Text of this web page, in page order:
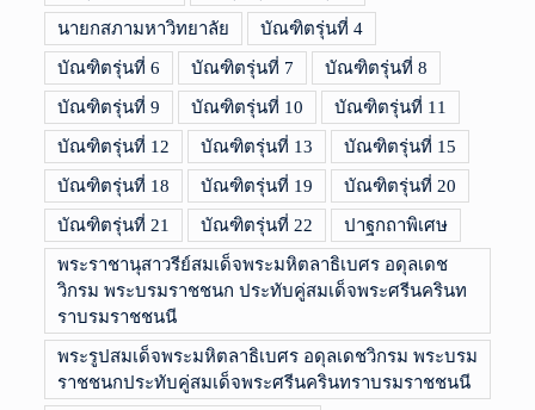
นายกสภามหาวิทยาลัย บัณฑิตรุ่นที่ 4
บัณฑิตรุ่นที่ 6 บัณฑิตรุ่นที่ 7 บัณฑิตรุ่นที่ 8
บัณฑิตรุ่นที่ 9 บัณฑิตรุ่นที่ 10 บัณฑิตรุ่นที่ 11
บัณฑิตรุ่นที่ 12 บัณฑิตรุ่นที่ 13 บัณฑิตรุ่นที่ 15
บัณฑิตรุ่นที่ 18 บัณฑิตรุ่นที่ 19 บัณฑิตรุ่นที่ 20
บัณฑิตรุ่นที่ 21 บัณฑิตรุ่นที่ 22 ปาฐกถาพิเศษ
พระราชานุสาวรีย์สมเด็จพระมหิตลาธิเบศร อดุลเดช
วิกรม พระบรมราชชนก ประทับคู่สมเด็จพระศรีนครินท
ราบรมราชชนนี
พระรูปสมเด็จพระมหิตลาธิเบศร อดุลเดชวิกรม พระบรม
ราชชนกประทับคู่สมเด็จพระศรีนครินทราบรมราชชนนี